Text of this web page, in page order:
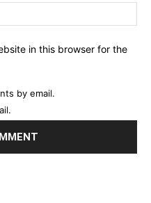
in this browser for the
by email.